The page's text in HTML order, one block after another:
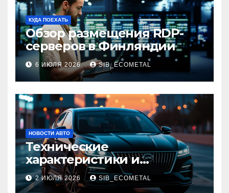
КУДА ПОЕХАТЬ
Обзор размещения RDP-
серверов в Финляндии
6 ИЮЛЯ 2026 SIB_ECOMETAL
НОВОСТИ АВТО
Технические
характеристики и
доступные комплектации
GAC Empow
2 ИЮЛЯ 2026 SIB_ECOMETAL